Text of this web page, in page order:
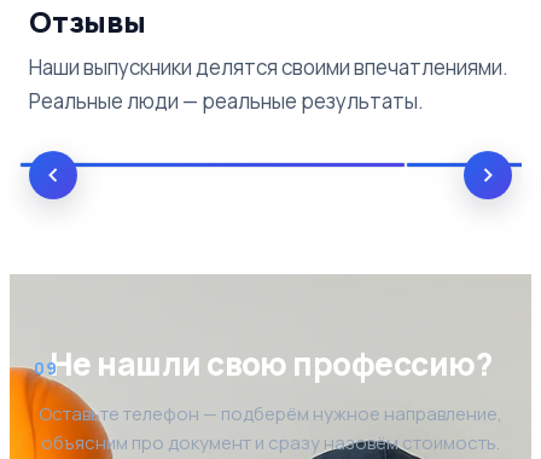
Отзывы
Наши выпускники делятся своими впечатлениями.
Реальные люди — реальные результаты.
09Не нашли свою профессию?
Оставьте телефон — подберём нужное направление,
объясним про документ и сразу назовём стоимость.